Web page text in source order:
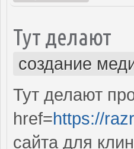
Тут делают
создание
Тут делают
href=https://
сайта для